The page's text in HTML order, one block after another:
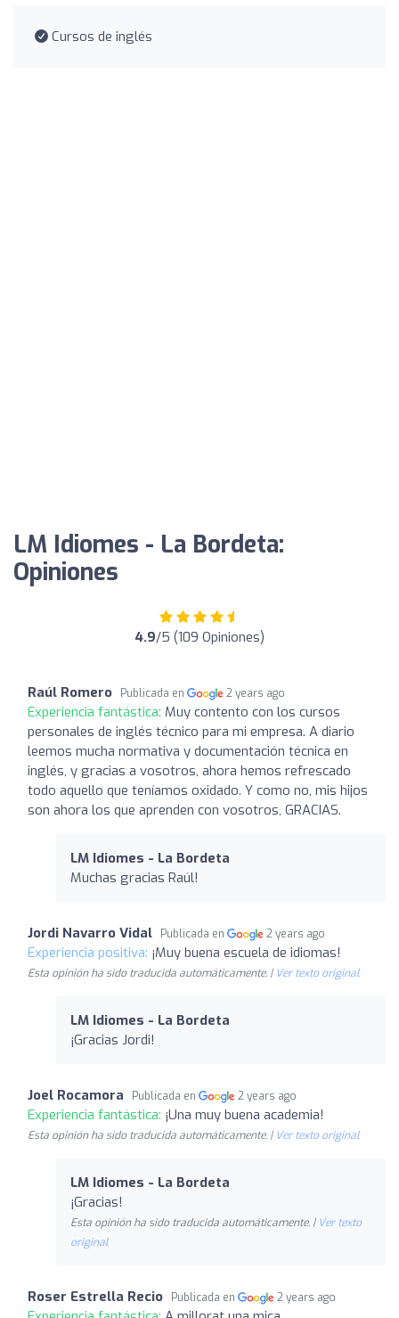
Cursos de inglés
LM Idiomes - La Bordeta:
Opiniones
4.9/5 (109 Opiniones)
Raúl Romero Publicada en 2 years ago
Experiencia fantástica: Muy contento con los cursos
personales de inglés técnico para mi empresa. A diario
leemos mucha normativa y documentación técnica en
inglés, y gracias a vosotros, ahora hemos refrescado
todo aquello que teníamos oxidado. Y como no, mis hijos
son ahora los que aprenden con vosotros, GRACIAS.
LM Idiomes - La Bordeta
Muchas gracias Raúl!
Jordi Navarro Vidal Publicada en 2 years ago
Experiencia positiva: ¡Muy buena escuela de idiomas!
Esta opinión ha sido traducida automáticamente. | Ver texto original
LM Idiomes - La Bordeta
¡Gracias Jordi!
Joel Rocamora Publicada en 2 years ago
Experiencia fantástica: ¡Una muy buena academia!
Esta opinión ha sido traducida automáticamente. | Ver texto original
LM Idiomes - La Bordeta
¡Gracias!
Esta opinión ha sido traducida automáticamente. | Ver texto
original
Roser Estrella Recio Publicada en 2 years ago